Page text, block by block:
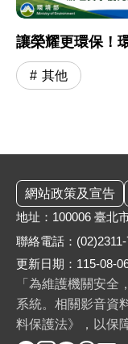
讓榮耀更環保！
其他
網站政策及宣告
地址：100006 臺北
聯絡電話：
更新日期：115-08-
「為維護機關安全
系統。相關影音資
料保護法》，以保